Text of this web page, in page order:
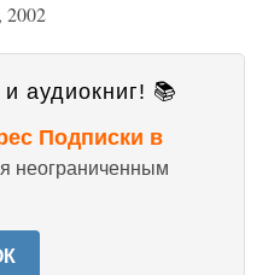
2002
аудиокниг! 📚
Подписки в
неограниченным